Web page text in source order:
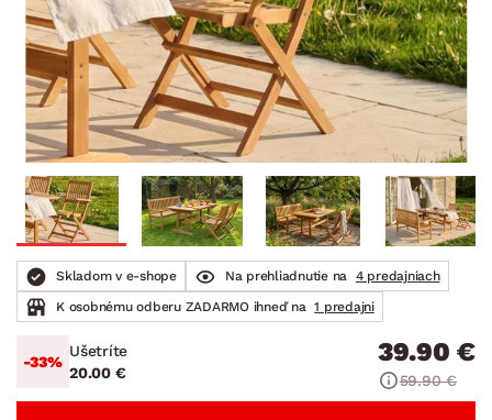
Skladom v e-shope Na prehliadnutie na
4 predajniach
K osobnému odberu ZADARMO ihneď na 1 predajni
-33%
Ušetríte
20.00 €
39.90 €
59.90 €